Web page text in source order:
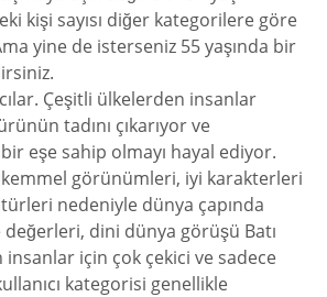
kişi sayısı diğer kategorilere göre
yine de isterseniz 55 yaşında bir
Çeşitli ülkelerden insanlar
tadını çıkarıyor ve
eşe sahip olmayı hayal ediyor.
görünümleri, iyi karakterleri
nedeniyle dünya çapında
dini dünya görüşü Batı
insanlar için çok çekici ve sadece
kategorisi genellikle